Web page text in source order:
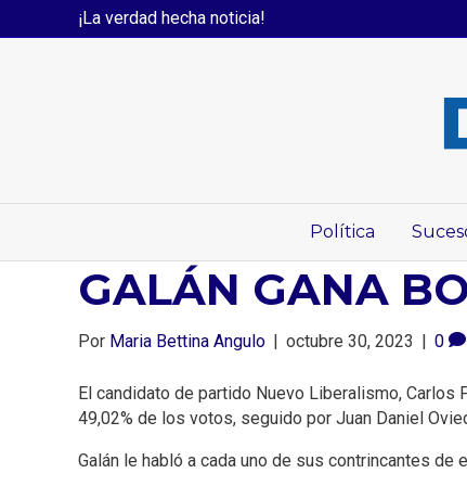
¡La verdad hecha noticia!
Política
GALÁN GANA
Por Maria Bettina Angulo octubre 30, 2023 0
El candidato de partido Nuevo Liberalismo, Carlos
49,02% de los votos, seguido por Juan Daniel
Galán le habló a cada uno de sus contrincantes